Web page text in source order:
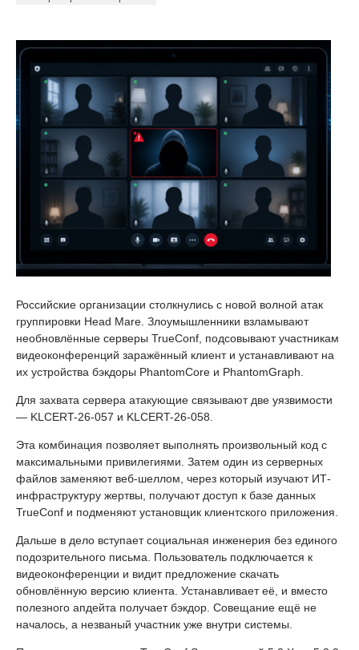
Российские организации столкнулись с новой волной атак
группировки Head Mare. Злоумышленники взламывают
необновлённые серверы TrueConf, подсовывают участникам
видеоконференций заражённый клиент и устанавливают на
их устройства бэкдоры PhantomCore и PhantomGraph.
Для захвата сервера атакующие связывают две уязвимости
— KLCERT-26-057 и KLCERT-26-058.
Эта комбинация позволяет выполнять произвольный код с
максимальными привилегиями. Затем один из серверных
файлов заменяют веб-шеллом, через который изучают ИТ-
инфраструктуру жертвы, получают доступ к базе данных
TrueConf и подменяют установщик клиентского приложения.
Дальше в дело вступает социальная инженерия без единого
подозрительного письма. Пользователь подключается к
видеоконференции и видит предложение скачать
обновлённую версию клиента. Устанавливает её, и вместо
полезного апдейта получает бэкдор. Совещание ещё не
началось, а незваный участник уже внутри системы.